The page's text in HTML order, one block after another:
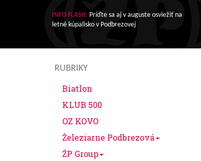
INFO FLASH: Príďte sa aj v auguste osviežiť na
letné kúpalisko v Podbrezovej
RUBRIKY
Biatlon
KLUB 500
OZ KOVO
Železiarne Podbrezová
ŽP Group